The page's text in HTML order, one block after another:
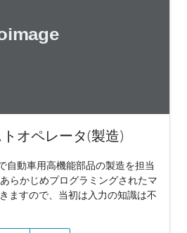
オペレータ(製造)
自動車用高機能部品の製造を担当
らかじめプログラミングされたマ
ますので、当初は入力の知識は不